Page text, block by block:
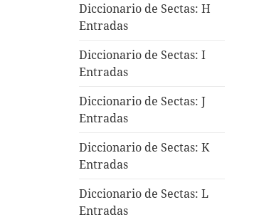
Diccionario de Sectas: H
Entradas
Diccionario de Sectas: I
Entradas
Diccionario de Sectas: J
Entradas
Diccionario de Sectas: K
Entradas
Diccionario de Sectas: L
Entradas